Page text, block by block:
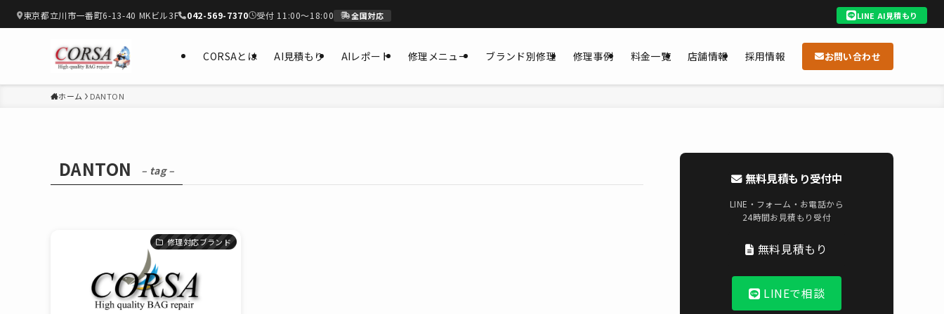
東京都立川市一番町6-13-40 MKビル3F 042-569-7370 受付 11:00〜18:00 全国対応 LINE AI見積もり
CORSAとは AI見積もり AIレポート 修理メニュー ブランド別修理 修理事例 料金一覧 店舗情報 採用情報 お問い合わせ
ホーム DANTON
DANTON – tag –
修理対応ブランド
無料見積もり受付中
LINE・フォーム・お電話から
24時間お見積もり受付
無料見積もり
LINEで相談